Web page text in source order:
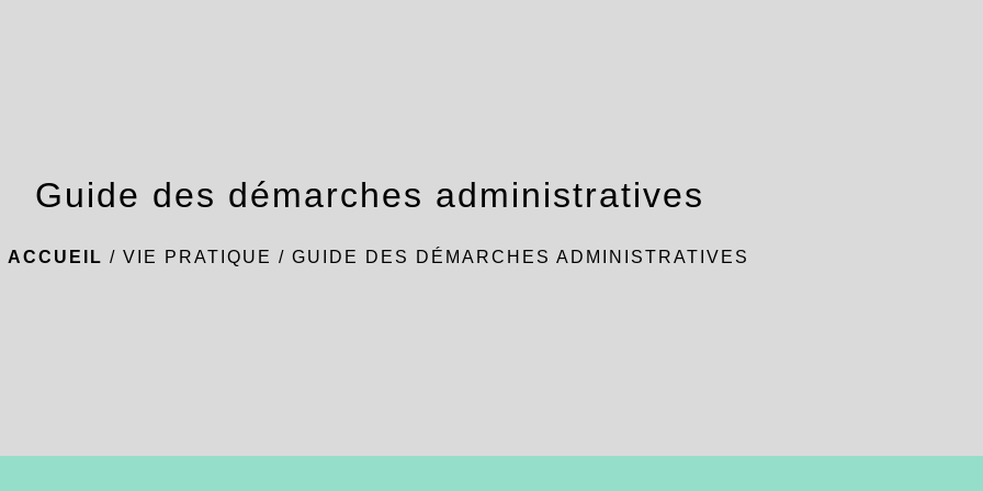
Guide des démarches administratives
ACCUEIL / VIE PRATIQUE / GUIDE DES DÉMARCHES ADMINISTRATIVES